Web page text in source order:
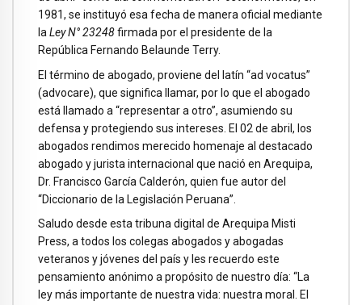
1981, se instituyó esa fecha de manera oficial mediante
la Ley N° 23248firmada por el presidente de la
República Fernando Belaunde Terry.
El término de abogado, proviene del latín “ad vocatus”
(advocare), que significa llamar, por lo que el abogado
está llamado a “representar a otro”, asumiendo su
defensa y protegiendo sus intereses. El 02 de abril, los
abogados rendimos merecido homenaje al destacado
abogado y jurista internacional que nació en Arequipa,
Dr. Francisco García Calderón, quien fue autor del
“Diccionario de la Legislación Peruana”.
Saludo desde esta tribuna digital de Arequipa Misti
Press, a todos los colegas abogados y abogadas
veteranos y jóvenes del país y les recuerdo este
pensamiento anónimo a propósito de nuestro día: “La
ley más importante de nuestra vida: nuestra moral. El